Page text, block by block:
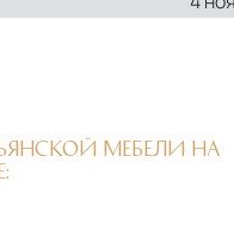
МЕБЕЛИ НА